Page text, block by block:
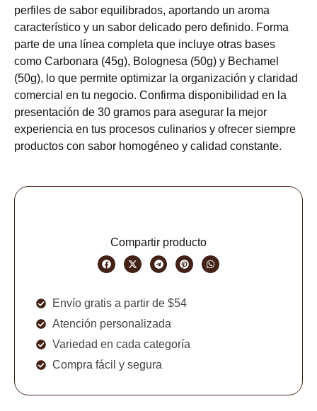
perfiles de sabor equilibrados, aportando un aroma
característico y un sabor delicado pero definido. Forma
parte de una línea completa que incluye otras bases
como Carbonara (45g), Bolognesa (50g) y Bechamel
(50g), lo que permite optimizar la organización y claridad
comercial en tu negocio. Confirma disponibilidad en la
presentación de 30 gramos para asegurar la mejor
experiencia en tus procesos culinarios y ofrecer siempre
productos con sabor homogéneo y calidad constante.
Compartir producto
Envío gratis a partir de $54
Atención personalizada
Variedad en cada categoría
Compra fácil y segura